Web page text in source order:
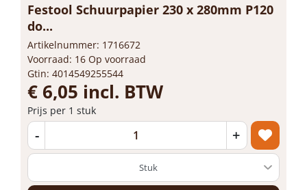
Festool Schuurpapier 230 x 280mm P120
do...
Artikelnummer: 1716672
Voorraad: 16 Op voorraad
Gtin: 4014549255544
€ 6,05 incl. BTW
Prijs per 1 stuk
- +